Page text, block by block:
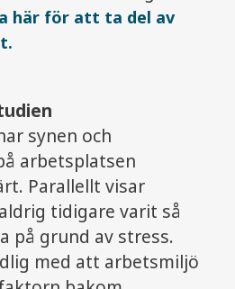
här för att ta del av
synen och
arbetsplatsen
Parallellt visar
tidigare varit så
på grund av stress.
med att arbetsmiljö